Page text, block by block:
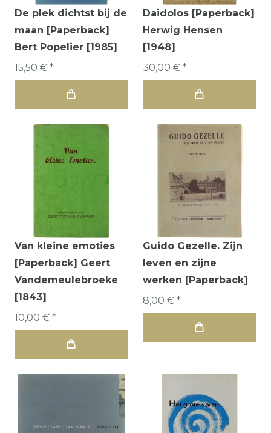
De plek dichtst bij de
maan [Paperback]
Bert Popelier [1985]
15,50 € *
Daidolos [Paperback]
Herwig Hensen
[1948]
30,00 € *
Van kleine emoties
[Paperback] Geert
Vandemeulebroeke
[1843]
10,00 € *
Guido Gezelle. Zijn
leven en zijne
werken [Paperback]
8,00 € *